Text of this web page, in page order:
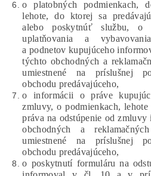
o platobných podmienkach,
lehote, do ktorej sa
alebo poskytnúť službu, o
uplatňovania a
a podnetov kupujúceho
týchto obchodných a
umiestnené na príslušnej
obchodu predávajúceho,
o informácii o práve
zmluvy, o podmienkach,
práva na odstúpenie od
obchodných a
umiestnené na príslušnej
obchodu predávajúceho,
o poskytnutí formuláru na